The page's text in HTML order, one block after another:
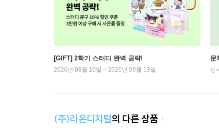
[GIFT] 2학기 스터디 완벽 공략!
2026년 08월 10일 ~ 2026년 09월 13일
문
상
(주)라온디지털의 다른 상품